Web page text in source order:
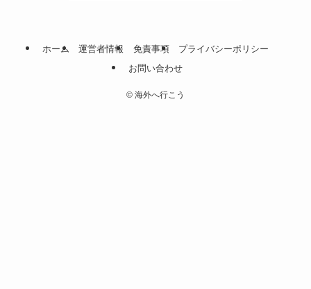
ホーム 運営者情報 免責事項
プライバシーポリシー
お問い合わせ
© 海外へ行こう